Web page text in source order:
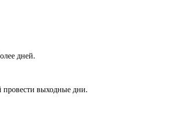
дней.
провести выходные дни.